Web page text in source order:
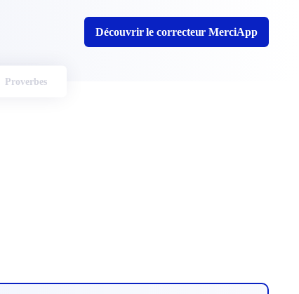
Découvrir le correcteur MerciApp
Proverbes